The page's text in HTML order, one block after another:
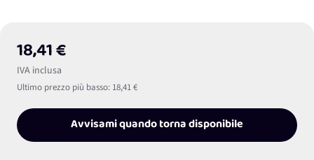
18,41 €
IVA inclusa
Ultimo prezzo più basso: 18,41 €
Avvisami quando torna disponibile